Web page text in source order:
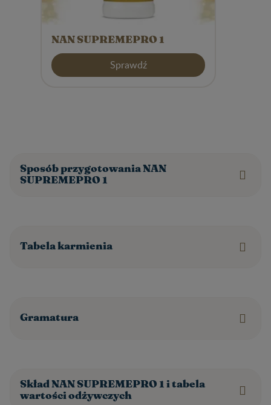
NAN SUPREMEPRO 1
Sprawdź
Sposób przygotowania NAN
SUPREMEPRO 1
Tabela karmienia
Gramatura
Skład NAN SUPREMEPRO 1 i tabela
wartości odżywczych